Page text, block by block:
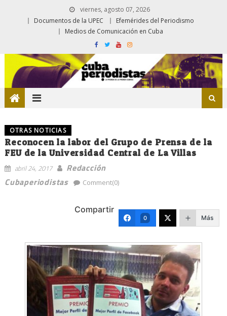
viernes, agosto 07, 2026
Documentos de la UPEC
Efemérides del Periodismo
Medios de Comunicación en Cuba
OTRAS NOTICIAS
Reconocen la labor del Grupo de Prensa de la
FEU de la Universidad Central de La Villas
abril 24, 2017
Redacción
Cubaperiodistas
Comment(0)
Compartir
0 Más